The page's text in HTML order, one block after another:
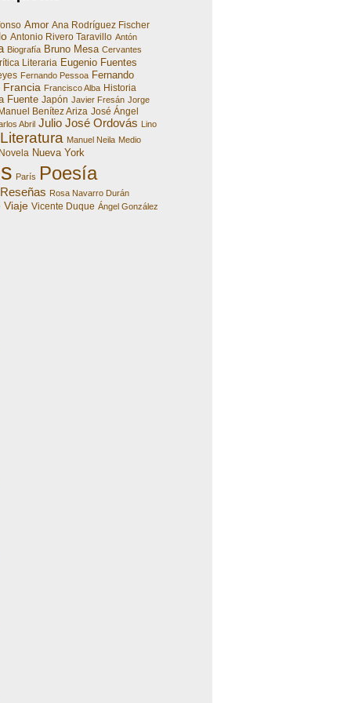
Amor Ana Rodríguez Fischer
Antonio Rivero Taravillo Antón
Biografía Bruno Mesa Cervantes
Literaria Eugenio Fuentes
Fernando Pessoa Fernando
Francia Francisco Alba Historia
Fuente Japón Javier Fresán Jorge
Benítez Ariza José Ángel
Abril Julio José Ordovás Lino
Literatura Manuel Neila Medio
Novela Nueva York
París Poesía
Reseñas Rosa Navarro Durán
Viaje Vicente Duque Ángel González